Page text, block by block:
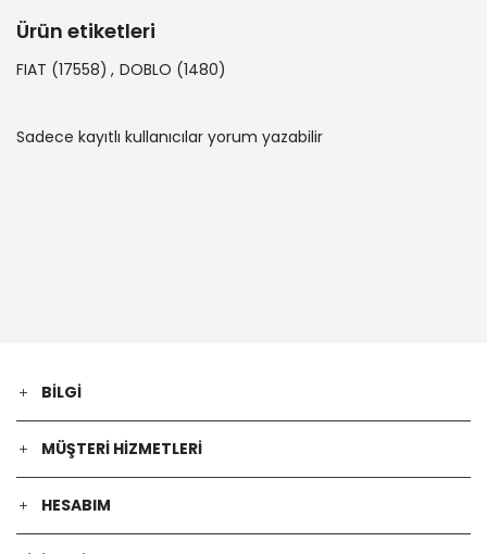
1.3 D Multijet (Dizel) - 55 Kw 75 Ps |
Multijet (Dizel) - 99 Kw 135 Ps | 2010-
FIAT | DOBLO Minibüs/Otobüs (263_)
| 1.6 D Multijet (263AXP1B, 263AXW1B)
(C26, D26, E26, C05) (Dizel) - 99 Kw
Ürün etiketleri
FIAT (17558) , DOBLO (1480)
Sadece kayıtlı kullanıcılar yorum yazabilir
BILGI
MÜŞTERI HIZMETLERI
HESABIM